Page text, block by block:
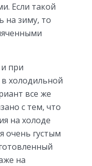
Если такой
на зиму, то
при
холодильной
все же
с тем, что
на холоде
очень густым
на